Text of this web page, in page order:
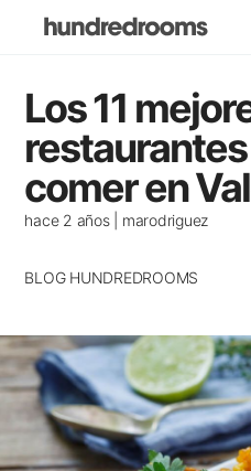
Categorías
propietarios
Lugares para visitar
Eventos y festivos
Casas de famosos
Alojamientos
Casas con encanto
Los 11
comer en
hace 2 años | marodriguez
BLOG HUNDREDROOMS